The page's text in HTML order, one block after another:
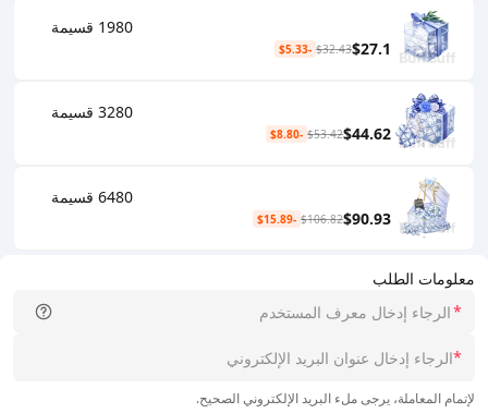
معلومات الطلب
*
*
لإتمام المعاملة، يرجى ملء البريد الإلكتروني الصحيح.
1980 قسيمة
$27.1
$32.43
-$5.33
3280 قسيمة
$44.62
$53.42
-$8.80
6480 قسيمة
$90.93
$106.82
-$15.89